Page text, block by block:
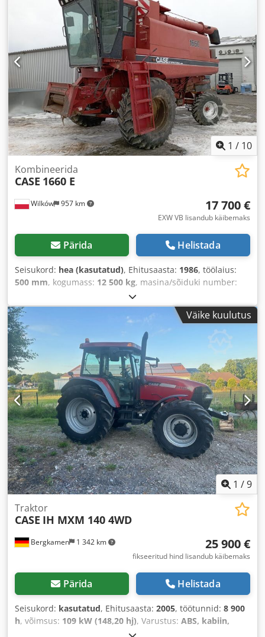
1 / 10
Wilków 957 km
Kombineerida
CASE 1660 E
17 700 €
EXW VB lisandub käibemaks
Pärida Helistada
Seisukord: hea (kasutatud), Ehitusaasta: 1986, töölaius:
500 mm, kogumass: 12 500 kg, masina/sõiduki number:
Väike kuulutus
1 /9
Bergkamen 1 342 km
Traktor
CASE IH MXM 140 4WD
25 900 €
fikseeritud hind lisandub käibemaks
Pärida Helistada
Seisukord: kasutatud, Ehitusaasta: 2005, töötunnid: 8 900
h, võimsus: 109 kW (148,20 hj), Varustus: ABS, kabiin,